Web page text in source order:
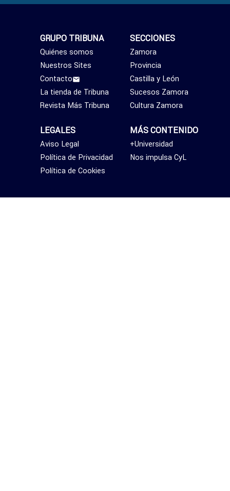
SECCIONES
Zamora
Provincia
Castilla y León
Sucesos Zamora
Cultura Zamora
MÁS CONTENIDO
+Universidad
Nos impulsa CyL
GRUPO TRIBUNA
Quiénes somos
Nuestros Sites
Contacto
La tienda de Tribuna
Revista Más Tribuna
LEGALES
Aviso Legal
Política de Privacidad
Política de Cookies